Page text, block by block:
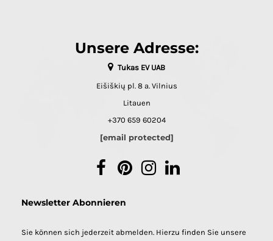
Unsere Adresse:
Tukas EV UAB
Eišiškių pl. 8 a. Vilnius
Litauen
+370 659 60204
[email protected]
FacebookPinterestInstagram
Newsletter Abonnieren
Sie können sich jederzeit abmelden. Hierzu finden Sie unsere